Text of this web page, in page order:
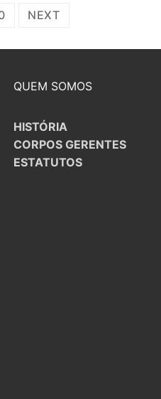
NEXT
QUEM SOMOS
HISTÓRIA
CORPOS GERENTES
ESTATUTOS